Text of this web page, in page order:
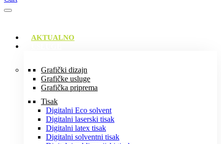
AKTUALNO
Grafički dizajn
Grafičke usluge
Grafička priprema
Tisak
Digitalni Eco solvent
Digitalni laserski tisak
Digitalni latex tisak
Digitalni solventni tisak